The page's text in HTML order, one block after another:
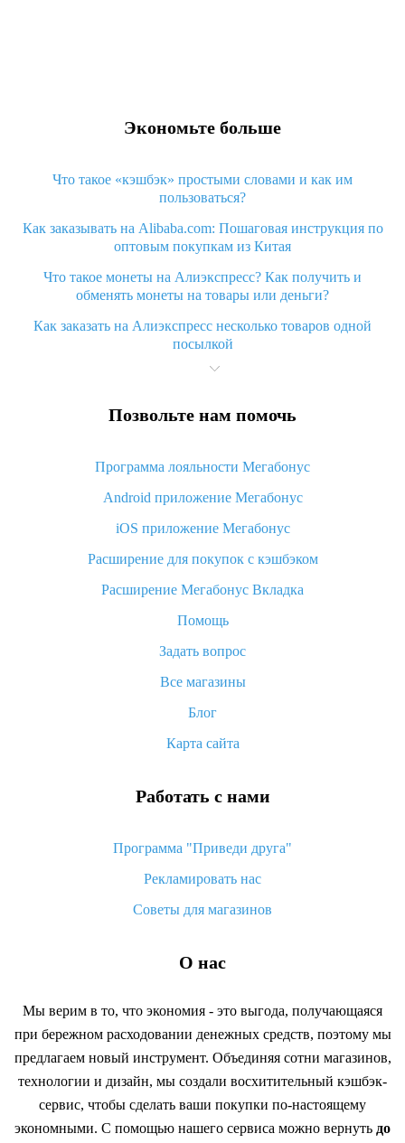
Экономьте больше
Что такое «кэшбэк» простыми словами и как им
пользоваться?
Как заказывать на Alibaba.com: Пошаговая инструкция по
оптовым покупкам из Китая
Что такое монеты на Алиэкспресс? Как получить и
обменять монеты на товары или деньги?
Как заказать на Алиэкспресс несколько товаров одной
посылкой
Что значит статус «Заказ закрыт» на Алиэкспресс и что
Что делать, если Алиэкспресс просит ввести паспортные
Как узнать, куда пришла посылка с Алиэкспресс
Вы отменили заказ на Алиэкспресс, когда вернут деньги?
Что такое баллы на Алиэкспресс, как их получить и
«AliExpress Standard Shipping»: что это за метод доставки и
как его отслеживать
Как покупать оптом на Алиэкспресс
Что делать, если не пришел товар с Алиэкспресс
возврата денег
Позвольте нам помочь
Программа лояльности Мегабонус
Android приложение Мегабонус
iOS приложение Мегабонус
Расширение для покупок с кэшбэком
Расширение Мегабонус Вкладка
Помощь
Задать вопрос
Все магазины
Блог
Карта сайта
Работать с нами
Программа "Приведи друга"
Рекламировать нас
Советы для магазинов
О нас
Мы верим в то, что экономия - это выгода, получающаяся
при бережном расходовании денежных средств, поэтому мы
предлагаем новый инструмент. Объединяя сотни магазинов,
технологии и дизайн, мы создали восхитительный кэшбэк-
сервис, чтобы сделать ваши покупки по-настоящему
экономными. С помощью нашего сервиса можно вернуть до